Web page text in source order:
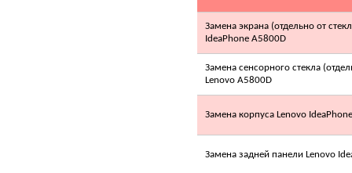
Замена экрана (отдельно от
IdeaPhone A5800D
Замена сенсорного стекла
Lenovo A5800D
Замена корпуса Lenovo
Замена задней панели Lenovo